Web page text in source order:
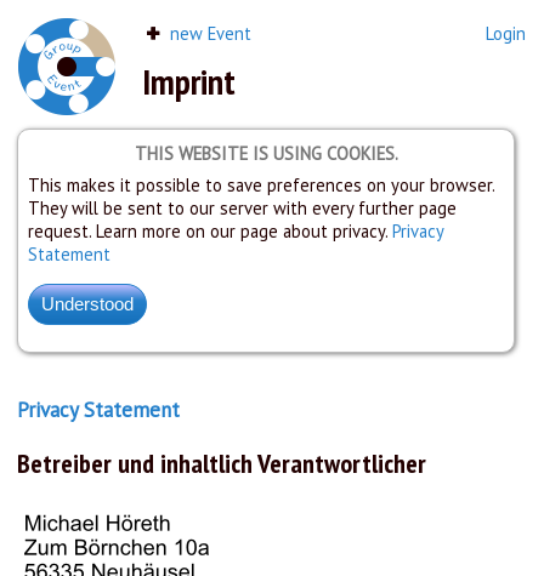
new Event Login
Imprint
THIS WEBSITE IS USING COOKIES.
This makes it possible to save preferences on your browser.
They will be sent to our server with every further page
request. Learn more on our page about privacy. Privacy
Statement
Privacy Statement
Betreiber und inhaltlich Verantwortlicher